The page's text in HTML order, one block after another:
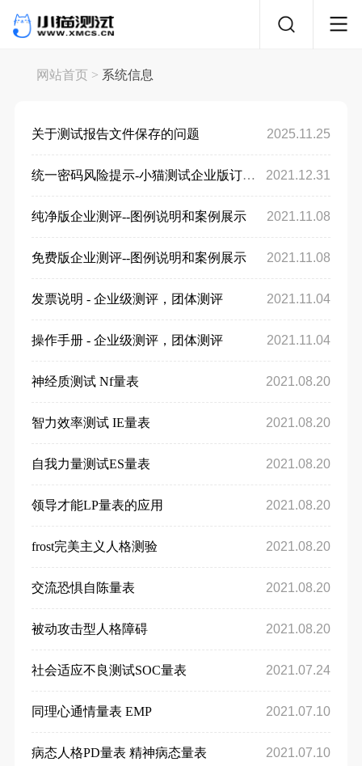
网站首页 > 系统信息
2025.11.25
关于测试报告文件保存的问题
2021.12.31
统一密码风险提示-小猫测试企业版订单设置
2021.11.08
纯净版企业测评--图例说明和案例展示
2021.11.08
免费版企业测评--图例说明和案例展示
2021.11.04
发票说明 - 企业级测评，团体测评
2021.11.04
操作手册 - 企业级测评，团体测评
2021.08.20
神经质测试 Nf量表
2021.08.20
智力效率测试 IE量表
2021.08.20
自我力量测试ES量表
2021.08.20
领导才能LP量表的应用
2021.08.20
frost完美主义人格测验
2021.08.20
交流恐惧自陈量表
2021.08.20
被动攻击型人格障碍
2021.07.24
社会适应不良测试SOC量表
2021.07.10
同理心通情量表 EMP
2021.07.10
病态人格PD量表 精神病态量表